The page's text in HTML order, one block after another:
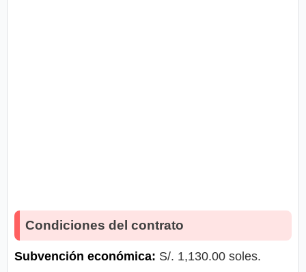
Condiciones del contrato
Subvención económica: S/. 1,130.00 soles.